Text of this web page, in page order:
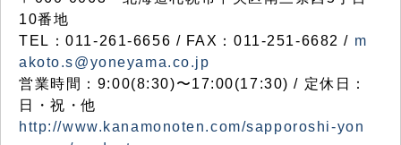
10番地
TEL：011-261-6656 / FAX：011-251-6682 / m
akoto.s@yoneyama.co.jp
営業時間：9:00(8:30)〜17:00(17:30) / 定休日：
日・祝・他
http://www.kanamonoten.com/sapporoshi-yon